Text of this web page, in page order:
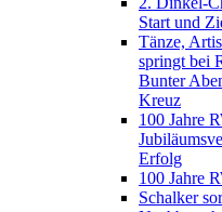
Start und
Tänze,
springt bei
Bunter
Kreuz
100 Jahre
Erfolg
100 Jahre
Schalker